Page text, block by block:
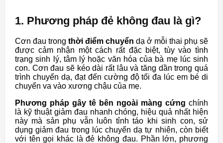
1. Phương pháp đẻ không đau là gì?
Cơn đau trong thời điểm chuyển dạ ở mỗi thai phụ sẽ
được cảm nhận một cách rất đặc biệt, tùy vào tình
trạng sinh lý, tâm lý hoặc văn hóa của bà mẹ lúc sinh
con. Cơn đau sẽ kéo dài rất lâu và tăng dần trong quá
trình chuyển dạ, đạt đến cường độ tối đa lúc em bé di
chuyển va vào xương chậu của mẹ.
Phương pháp gây tê bên ngoài màng cứng chính
là kỹ thuật giảm đau nhanh chóng, hiệu quả nhất hiện
này mà sản phụ vẫn luôn tỉnh táo khi sinh con, sử
dụng giảm đau trong lúc chuyển dạ tự nhiên, còn biết
với tên gọi khác là đẻ không đau. Phần lớn, phương